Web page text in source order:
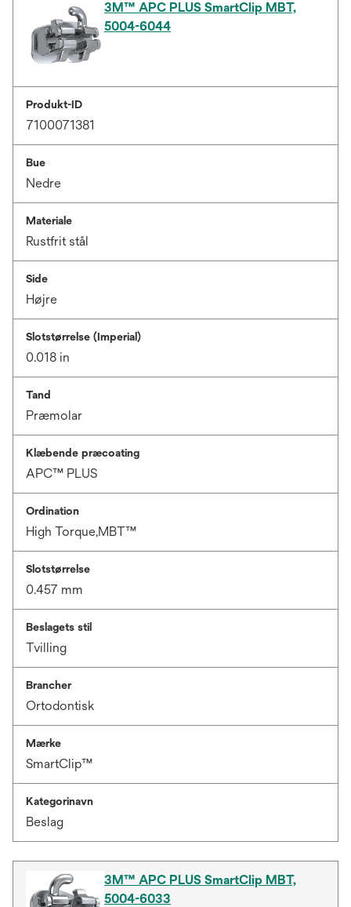
3M™ APC PLUS SmartClip MBT,
5004-6044
Produkt-ID
7100071381
Bue
Nedre
Materiale
Rustfrit stål
Side
Højre
Slotstørrelse (Imperial)
0.018 in
Tand
Præmolar
Klæbende præcoating
APC™ PLUS
Ordination
High Torque,MBT™
Slotstørrelse
0.457 mm
Beslagets stil
Tvilling
Brancher
Ortodontisk
Mærke
SmartClip™
Kategorinavn
Beslag
3M™ APC PLUS SmartClip MBT,
5004-6033